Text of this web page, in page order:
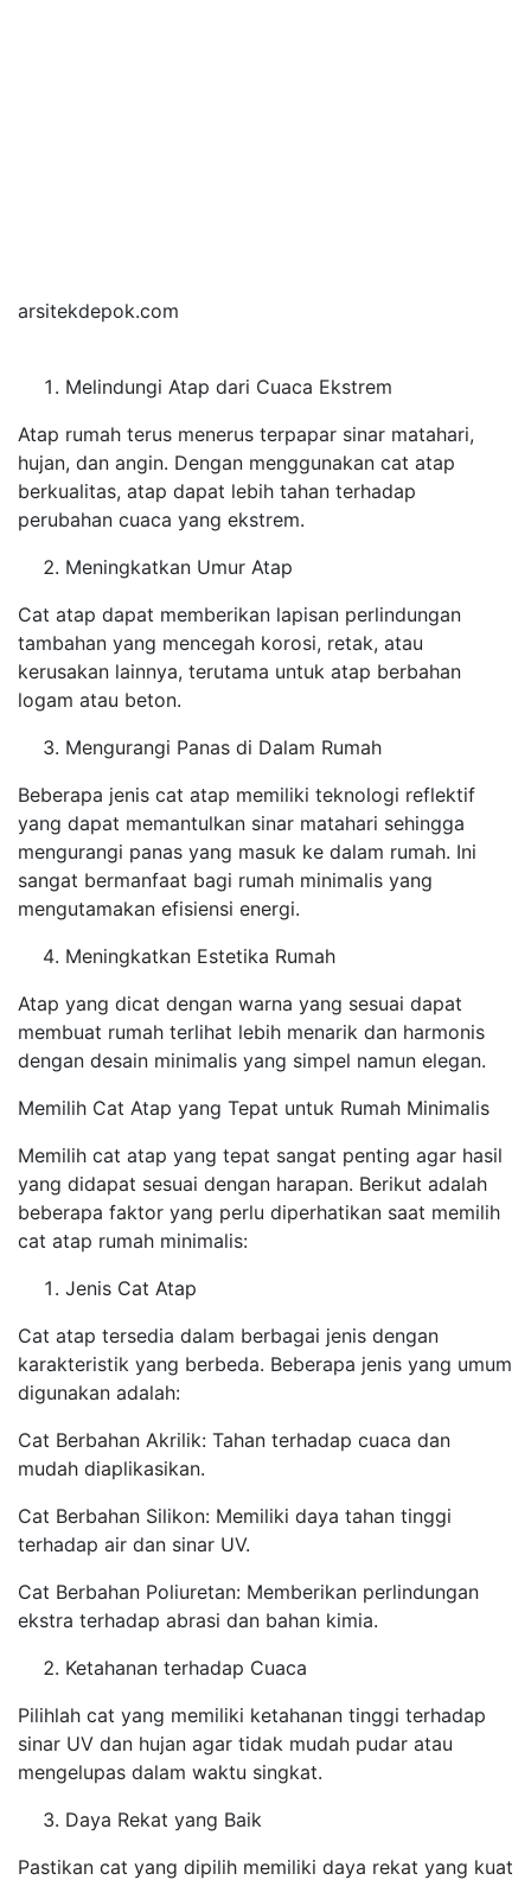
arsitekdepok.com
Melindungi Atap dari Cuaca Ekstrem
Atap rumah terus menerus terpapar sinar matahari,
hujan, dan angin. Dengan menggunakan cat atap
berkualitas, atap dapat lebih tahan terhadap
perubahan cuaca yang ekstrem.
Meningkatkan Umur Atap
Cat atap dapat memberikan lapisan perlindungan
tambahan yang mencegah korosi, retak, atau
kerusakan lainnya, terutama untuk atap berbahan
logam atau beton.
Mengurangi Panas di Dalam Rumah
Beberapa jenis cat atap memiliki teknologi reflektif
yang dapat memantulkan sinar matahari sehingga
mengurangi panas yang masuk ke dalam rumah. Ini
sangat bermanfaat bagi rumah minimalis yang
mengutamakan efisiensi energi.
Meningkatkan Estetika Rumah
Atap yang dicat dengan warna yang sesuai dapat
membuat rumah terlihat lebih menarik dan harmonis
dengan desain minimalis yang simpel namun elegan.
Memilih Cat Atap yang Tepat untuk Rumah Minimalis
Memilih cat atap yang tepat sangat penting agar hasil
yang didapat sesuai dengan harapan. Berikut adalah
beberapa faktor yang perlu diperhatikan saat memilih
cat atap rumah minimalis:
Jenis Cat Atap
Cat atap tersedia dalam berbagai jenis dengan
karakteristik yang berbeda. Beberapa jenis yang umum
digunakan adalah:
Cat Berbahan Akrilik: Tahan terhadap cuaca dan
mudah diaplikasikan.
Cat Berbahan Silikon: Memiliki daya tahan tinggi
terhadap air dan sinar UV.
Cat Berbahan Poliuretan: Memberikan perlindungan
ekstra terhadap abrasi dan bahan kimia.
Ketahanan terhadap Cuaca
Pilihlah cat yang memiliki ketahanan tinggi terhadap
sinar UV dan hujan agar tidak mudah pudar atau
mengelupas dalam waktu singkat.
Daya Rekat yang Baik
Pastikan cat yang dipilih memiliki daya rekat yang kuat